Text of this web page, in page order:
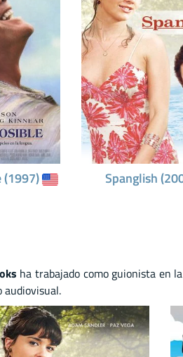
Spanglish
ha trabajado como guionista en
audiovisual.